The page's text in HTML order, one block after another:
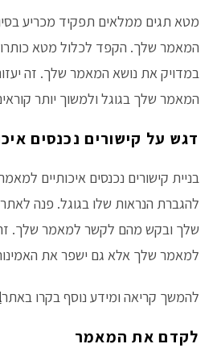
מטא תגים ממלאים תפקיד מכריע
המאמר שלך. הקפד לכלול מטא
במדויק את נושא המאמר שלך. זה
המאמר שלך בגוגל ולמשוך יותר
דגש על קישורים נכנסים
בניית קישורים נכנסים איכותיים
להגברת הנראות שלו בגוגל. פנה
שלך ובקש מהם לקשר למאמר שלך. זה
למאמר שלך אלא גם ישפר את האמינות
להמשך קריאה ומידע נוסף בקרו באתר
לקדם את המאמר